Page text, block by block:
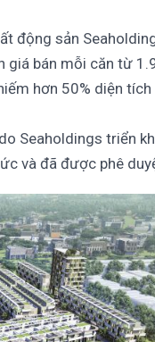
động sản
giá bán mỗi căn từ
hơn 50% diện tích
Seaholdings triển
và đã được phê